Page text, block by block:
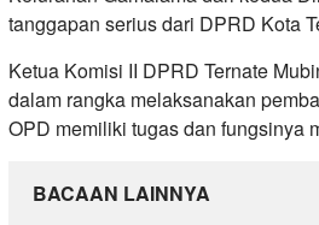
tanggapan serius dari DPRD Kota
Ketua Komisi II DPRD Ternate
dalam rangka melaksanakan
OPD memiliki tugas dan fungsinya
BACAAN LAINNYA